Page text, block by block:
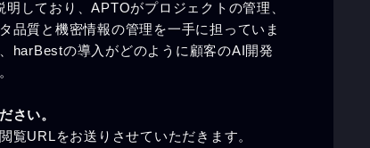
しており、APTOがプロジェクトの管理、
品質と機密情報の管理を一手に担っていま
harBestの導入がどのように顧客のAI開発
さい。
覧URLをお送りさせていただきます。